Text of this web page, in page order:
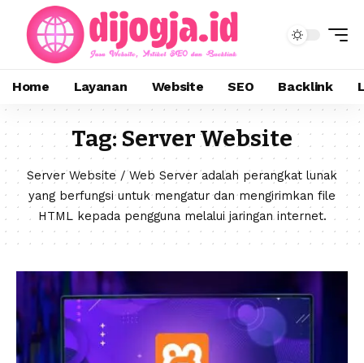
Home Layanan Website SEO Backlink
Tag: Server Website
Server Website / Web Server adalah perangkat lunak
yang berfungsi untuk mengatur dan mengirimkan file
HTML kepada pengguna melalui jaringan internet.